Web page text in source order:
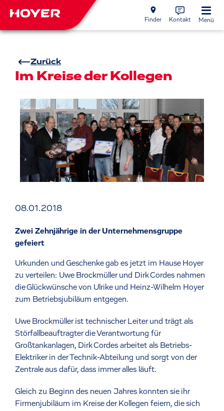
Finder Kontakt Menü
Zurück
Im Kreise der Kollegen
08.01.2018
Zwei Zehnjährige in der Unternehmensgruppe
gefeiert
Urkunden und Geschenke gab es jetzt im Hause Hoyer
zu verteilen: Uwe Brockmüller und Dirk Cordes nahmen
die Glückwünsche von Ulrike und Heinz-Wilhelm Hoyer
zum Betriebsjubiläum entgegen.
Uwe Brockmüller ist technischer Leiter und trägt als
Störfallbeauftragter die Verantwortung für
Großtankanlagen, Dirk Cordes arbeitet als Betriebs-
Elektriker in der Technik-Abteilung und sorgt von der
Zentrale aus dafür, dass immer alles läuft.
Gleich zu Beginn des neuen Jahres konnten sie ihr
Firmenjubiläum im Kreise der Kollegen feiern, die sich